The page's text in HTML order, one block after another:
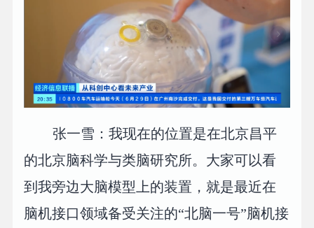
张一雪：我现在的位置是在北京昌平
的北京脑科学与类脑研究所。大家可以看
到我旁边大脑模型上的装置，就是最近在
脑机接口领域备受关注的“北脑一号”脑机接